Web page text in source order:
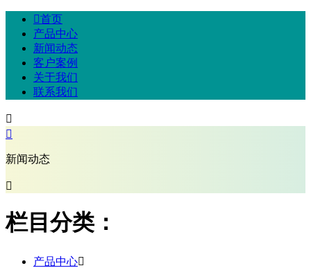
首页
产品中心
新闻动态
客户案例
关于我们
联系我们


新闻动态

栏目分类：
产品中心